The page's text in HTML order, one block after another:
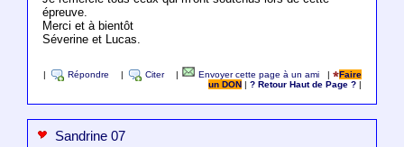
épreuve.
Merci et à bientôt
Séverine et Lucas.
Répondre Citer Envoyer cette page à un ami |
Faire
un DON
|? Retour Haut de Page ?
Sandrine 07